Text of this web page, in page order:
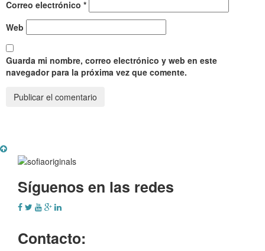
Correo electrónico *
Web
Guarda mi nombre, correo electrónico y web en este
navegador para la próxima vez que comente.
Síguenos en las redes
Contacto: